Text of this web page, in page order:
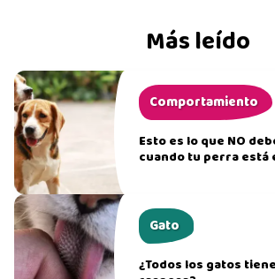
Más leído
Comportamiento
Esto es lo que NO
cuando tu perra está
Gato
¿Todos los gatos